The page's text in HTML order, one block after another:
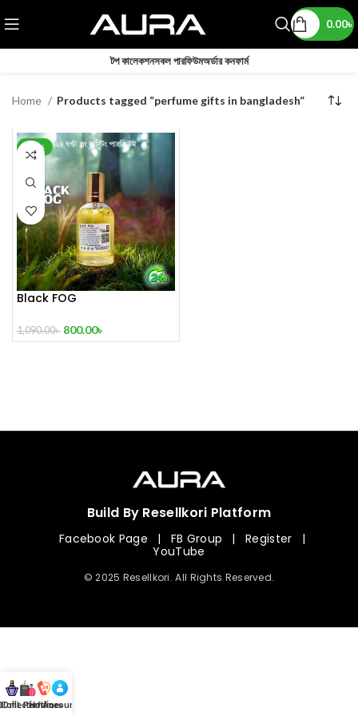
0.00৳
টপ কালেকশনসকল পারফিউমঅর্ডার কনফার্ম
Home Products tagged “perfume gifts in bangladesh”
-27%
Black FOG
1,090.00৳ 800.00৳
Build By Resellkori Platform
Facebook Page | FB Group | Register
|
YouTube
© 2025 Resellkori. All Rights Reserved.
mL Perfumes
Hotline
Account